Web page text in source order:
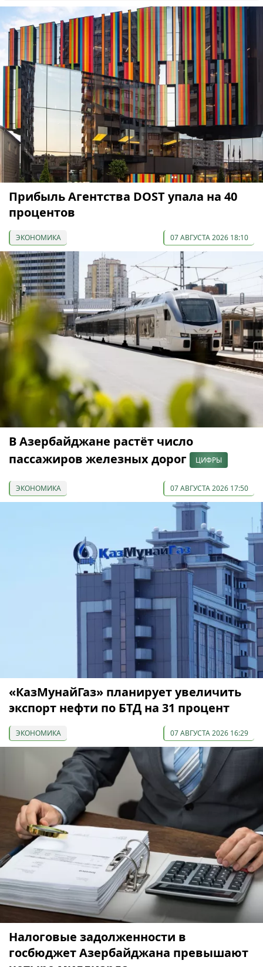
Прибыль Агентства DOST упала на 40
процентов
ЭКОНОМИКА 07 АВГУСТА 2026 18:10
В Азербайджане растёт число
пассажиров железных дорог
ЦИФРЫ
ЭКОНОМИКА 07 АВГУСТА 2026 17:50
«КазМунайГаз» планирует увеличить
экспорт нефти по БТД на 31 процент
ЭКОНОМИКА 07 АВГУСТА 2026 16:29
Налоговые задолженности в
госбюджет Азербайджана превышают